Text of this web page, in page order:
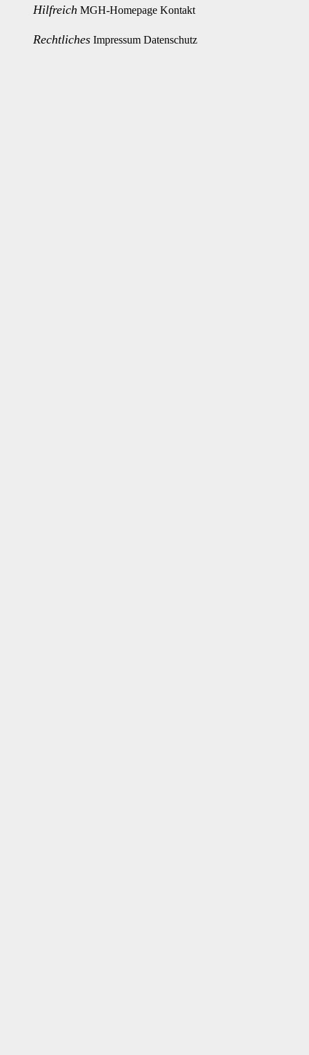
Hilfreich MGH-Homepage Kontakt
Rechtliches Impressum Datenschutz